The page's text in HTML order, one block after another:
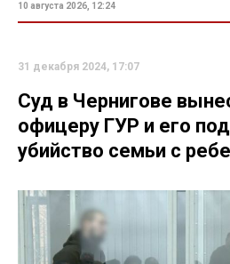
10 августа 2026, 12:24
31 декабря 2024, 17:07
Суд в Чернигове
офицеру ГУР и его
убийство семьи с